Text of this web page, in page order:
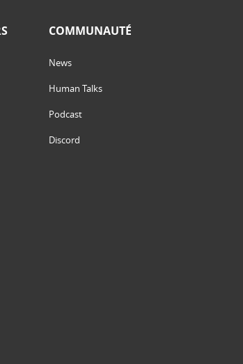
COMMUNAUTÉ
News
Human Talks
Podcast
Discord